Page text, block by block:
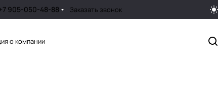
905-050-48-88 Заказать звонок
о компании